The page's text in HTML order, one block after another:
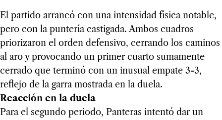
El partido arrancó con una intensidad física notable,
pero con la puntería castigada. Ambos cuadros
priorizaron el orden defensivo, cerrando los caminos
al aro y provocando un primer cuarto sumamente
cerrado que terminó con un inusual empate 3-3,
reflejo de la garra mostrada en la duela.
Reacción en la duela
Para el segundo periodo, Panteras intentó dar un